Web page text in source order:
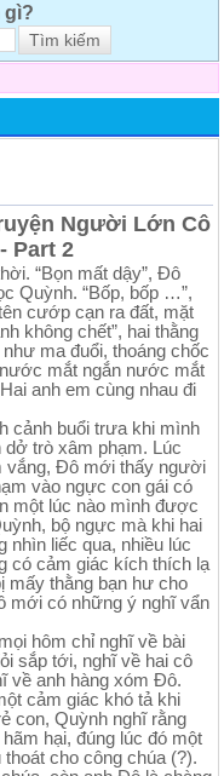
gì?
Người Lớn Cô
Part 2
“Bọn mất dậy”, Đô
Quỳnh. “Bốp, bốp …”,
cướp cạn ra đất, mặt
không chết”, hai thằng
ma đuổi, thoáng chốc
mắt ngắn nước mắt
anh em cùng nhau đi
cảnh buổi trưa khi mình
trò xâm phạm. Lúc
vắng, Đô mới thấy người
vào ngực con gái có
một lúc nào mình được
bộ ngực mà khi hai
nhìn liếc qua, nhiều lúc
có cảm giác kích thích lạ
mấy thằng bạn hư cho
mới có những ý nghĩ vẩn
hôm chỉ nghĩ về bài
sắp tới, nghĩ về hai cô
về anh hàng xóm Đô.
cảm giác khó tả khi
con, Quỳnh nghĩ rằng
hại, đúng lúc đó một
cho công chúa (?).